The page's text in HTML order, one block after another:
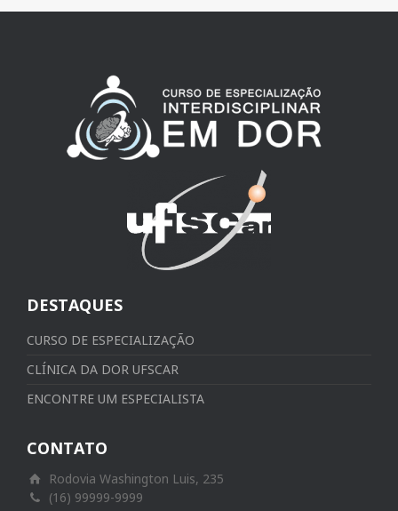
DESTAQUES
CURSO DE ESPECIALIZAÇÃO
CLÍNICA DA DOR UFSCAR
ENCONTRE UM ESPECIALISTA
CONTATO
Rodovia Washington Luis, 235
(16) 99999-9999